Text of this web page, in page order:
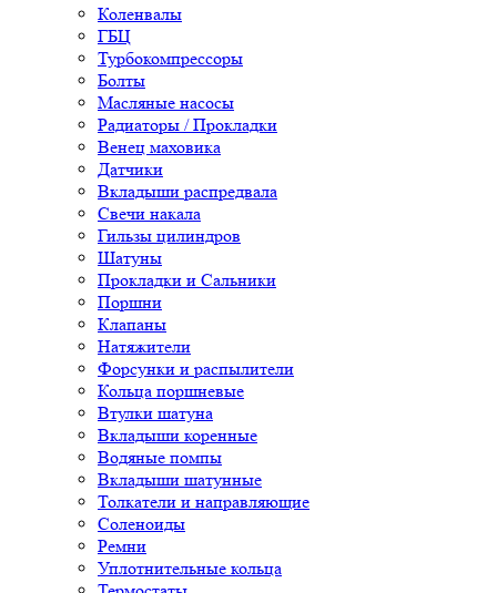
Коленвалы
ГБЦ
Турбокомпрессоры
Болты
Масляные насосы
Радиаторы / Прокладки
Венец маховика
Датчики
Вкладыши распредвала
Свечи накала
Гильзы цилиндров
Шатуны
Прокладки и Сальники
Поршни
Клапаны
Натяжители
Форсунки и распылители
Кольца поршневые
Втулки шатуна
Вкладыши коренные
Водяные помпы
Вкладыши шатунные
Толкатели и направляющие
Соленоиды
Ремни
Уплотнительные кольца